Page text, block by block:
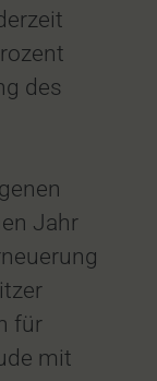
des
Jahr
für
mit